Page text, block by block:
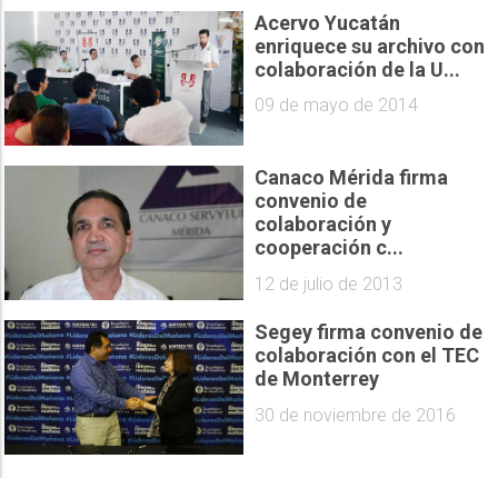
Acervo Yucatán
enriquece su archivo con
colaboración de la U...
09 de mayo de 2014
Canaco Mérida firma
convenio de
colaboración y
cooperación c...
12 de julio de 2013
Segey firma convenio de
colaboración con el TEC
de Monterrey
30 de noviembre de 2016